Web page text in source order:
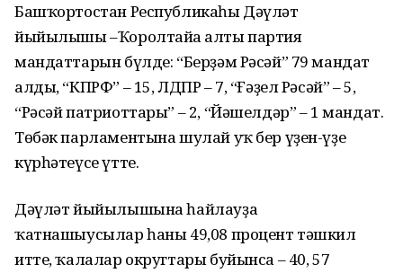
Башҡортостан Республикаһы Дәүләт
йыйылышы –Ҡоролтайға алты партия
мандаттарын бүлде: “Берҙәм Рәсәй” 79 мандат
алды, “КПРФ” – 15, ЛДПР – 7, “Ғәҙел Рәсәй” – 5,
“Рәсәй патриоттары” – 2, “Йәшелдәр” – 1 мандат.
Төбәк парламентына шулай уҡ бер үҙен-үҙе
күрһәтеүсе үтте.
Дәүләт йыйылышына һайлауҙа
ҡатнашыусылар һаны 49,08 процент тәшкил
итте, ҡалалар округтары буйынса – 40, 57